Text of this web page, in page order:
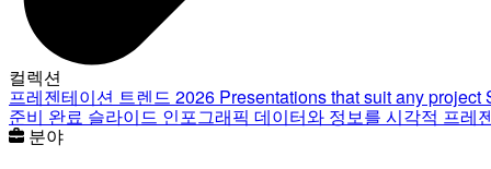
컬렉션
프레젠테이션 트렌드 2026 Presentations that suit any project
준비 완료 슬라이드 인포그래픽 데이터와 정보를 시각적 프레
분야